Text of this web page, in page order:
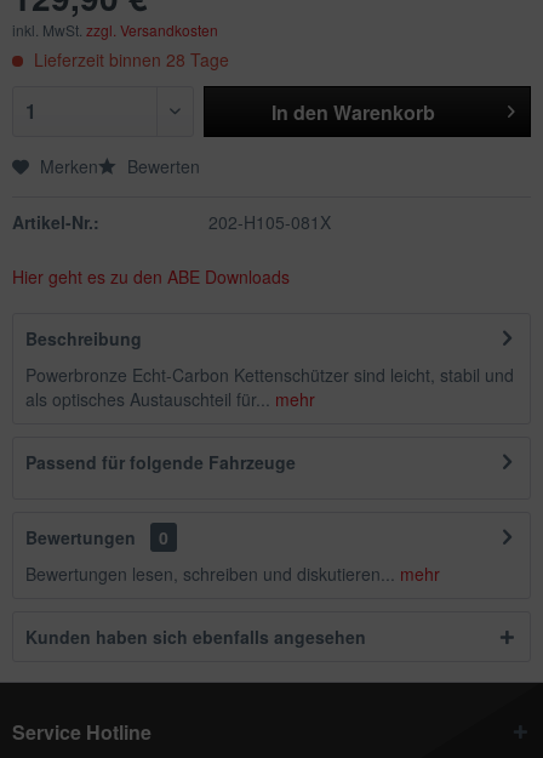
inkl. MwSt. zzgl. Versandkosten
Lieferzeit binnen 28 Tage
In den Warenkorb
Merken Bewerten
Artikel-Nr.: 202-H105-081X
Hier geht es zu den ABE Downloads
Beschreibung
Powerbronze Echt-Carbon Kettenschützer sind leicht, stabil und
als optisches Austauschteil für... mehr
Passend für folgende Fahrzeuge
Bewertungen
0
Bewertungen lesen, schreiben und diskutieren... mehr
Kunden haben sich ebenfalls angesehen
Service Hotline